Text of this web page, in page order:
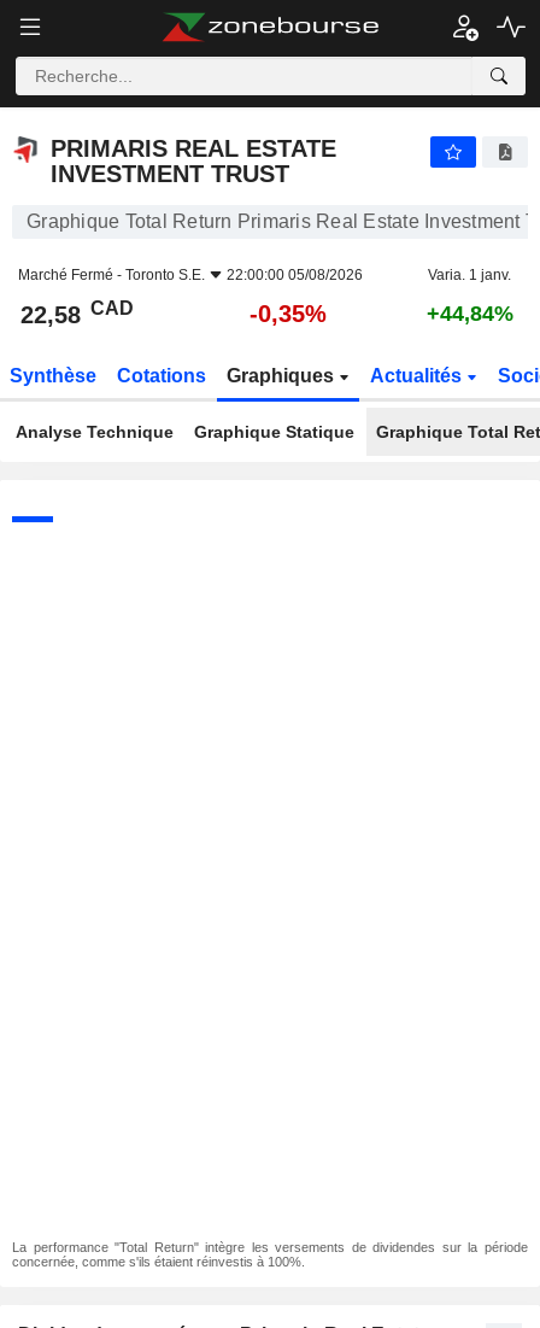
PRIMARIS REAL ESTATE
INVESTMENT TRUST
Graphique Total Return Primaris Real Estate Investment
Marché Fermé - Toronto S.E. 22:00:00 05/08/2026 Varia. 1 janv.
22,58 CAD -0,35% +44,84%
Synthèse Cotations Graphiques Actualités
Analyse Technique Graphique Statique Graphique Total
La performance "Total Return" intègre les versements de dividendes sur la période
concernée, comme s'ils étaient réinvestis à 100%.